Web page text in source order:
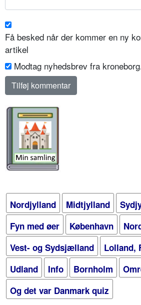
Få besked når der kommer en ny
artikel
Modtag nyhedsbrev fra
Nordjylland Midtjylland
Fyn med øer
København
Vest- og Sydsjælland
Lolland,
Udland
Info Bornholm
Og det var Danmark quiz